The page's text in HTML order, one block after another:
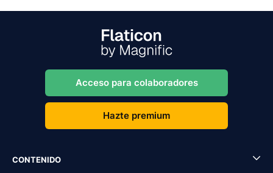
Acceso para colaboradores
Hazte premium
CONTENIDO